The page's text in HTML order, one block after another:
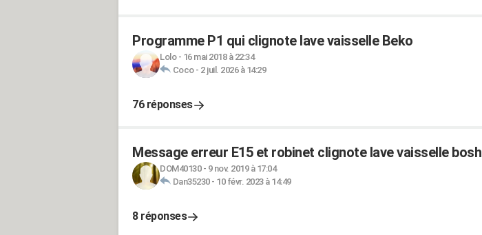
Programme P1 qui clignote lave vaisselle Beko
Lolo- 16 mai 2018 à 22:34
Coco- 2 juil. 2026 à 14:29
76 réponses
Message erreur E15 et robinet clignote lave vaisselle bosh
DOM40130- 9 nov. 2019 à 17:04
Dan35230- 10 févr. 2023 à 14:49
8 réponses